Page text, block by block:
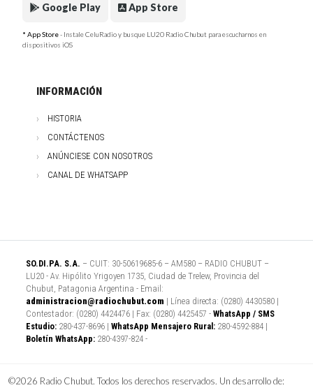
Google Play App Store
* App Store- Instale CeluRadio y busque LU20 Radio Chubut para escucharnos en
dispositivos iOS
INFORMACIÓN
HISTORIA
CONTÁCTENOS
ANÚNCIESE CON NOSOTROS
CANAL DE WHATSAPP
SO.DI.PA. S.A. – CUIT: 30-50619685-6 – AM580 – RADIO CHUBUT –
LU20 - Av. Hipólito Yrigoyen 1735, Ciudad de Trelew, Provincia del
Chubut, Patagonia Argentina - Email:
administracion@radiochubut.com | Línea directa: (0280) 4430580 |
Contestador: (0280) 4424476 | Fax: (0280) 4425457 - WhatsApp / SMS
Estudio: 280-437-8696 | WhatsApp Mensajero Rural: 280-4592-884 |
Boletín WhatsApp: 280-4397-824 -
©2026 Radio Chubut. Todos los derechos reservados. Un desarrollo de: